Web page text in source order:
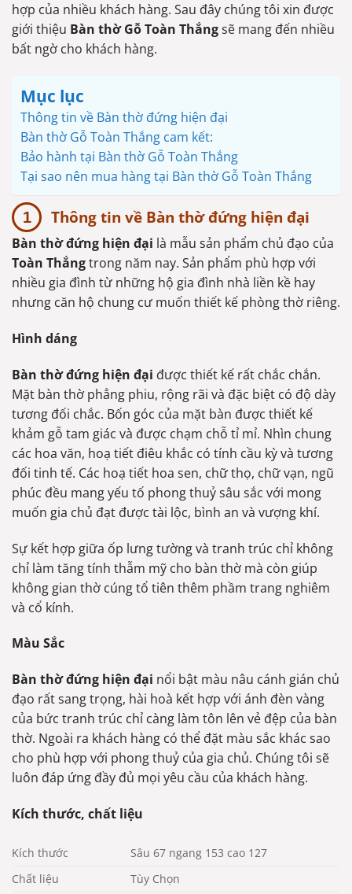
hợp của nhiều khách hàng. Sau đây chúng tôi xin được
giới thiệu Bàn thờ Gỗ Toàn Thắngsẽ mang đến nhiều
bất ngờ cho khách hàng.
Mục lục
Thông tin về Bàn thờ đứng hiện đại
Bàn thờ Gỗ Toàn Thắng cam kết:
Bảo hành tại Bàn thờ Gỗ Toàn Thắng
Tại sao nên mua hàng tại Bàn thờ Gỗ Toàn Thắng
Thông tin về Bàn thờ đứng hiện đại
Bàn thờ đứng hiện đại là mẫu sản phẩm chủ đạo của
Toàn Thắngtrong năm nay. Sản phẩm phù hợp với
nhiều gia đình từ những hộ gia đình nhà liền kề hay
nhưng căn hộ chung cư muốn thiết kế phòng thờ riêng.
Hình dáng
Bàn thờ đứng hiện đại được thiết kế rất chắc chắn.
Mặt bàn thờ phẳng phiu, rộng rãi và đặc biệt có độ dày
tương đối chắc. Bốn góc của mặt bàn được thiết kế
khảm gỗ tam giác và được chạm chỗ tỉ mỉ. Nhìn chung
các hoa văn, hoạ tiết điêu khắc có tính cầu kỳ và tương
đối tinh tế. Các hoạ tiết hoa sen, chữ thọ, chữ vạn, ngũ
phúc đều mang yếu tố phong thuỷ sâu sắc với mong
muốn gia chủ đạt được tài lộc, bình an và vượng khí.
Sự kết hợp giữa ốp lưng tường và tranh trúc chỉ không
chỉ làm tăng tính thẫm mỹ cho bàn thờ mà còn giúp
không gian thờ cúng tổ tiên thêm phầm trang nghiêm
và cổ kính.
Màu Sắc
Bàn thờ đứng hiện đại nổi bật màu nâu cánh gián chủ
đạo rất sang trọng, hài hoà kết hợp với ánh đèn vàng
của bức tranh trúc chỉ càng làm tôn lên vẻ đệp của bàn
thờ. Ngoài ra khách hàng có thể đặt màu sắc khác sao
cho phù hợp với phong thuỷ của gia chủ. Chúng tôi sẽ
luôn đáp ứng đầy đủ mọi yêu cầu của khách hàng.
Kích thước, chất liệu
Kích thước
Sâu 67 ngang 153 cao 127
Chất liệu
Tùy Chọn